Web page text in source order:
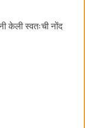
केली स्वतःची नोंद